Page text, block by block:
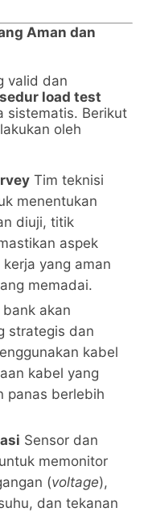
Aman dan
valid dan
load test
sistematis. Berikut
oleh
Tim teknisi
menentukan
diuji, titik
aspek
yang aman
memadai.
akan
strategis dan
kabel
kabel yang
panas berlebih
Sensor dan
memonitor
(voltage),
dan tekanan